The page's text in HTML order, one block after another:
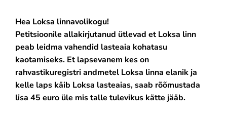
Hea Loksa linnavolikogu!
Petitsioonile allakirjutanud ütlevad et Loksa linn
peab leidma vahendid lasteaia kohatasu
kaotamiseks. Et lapsevanem kes on
rahvastikuregistri andmetel Loksa linna elanik ja
kelle laps käib Loksa lasteaias, saab rõõmustada
lisa 45 euro üle mis talle tulevikus kätte jääb.